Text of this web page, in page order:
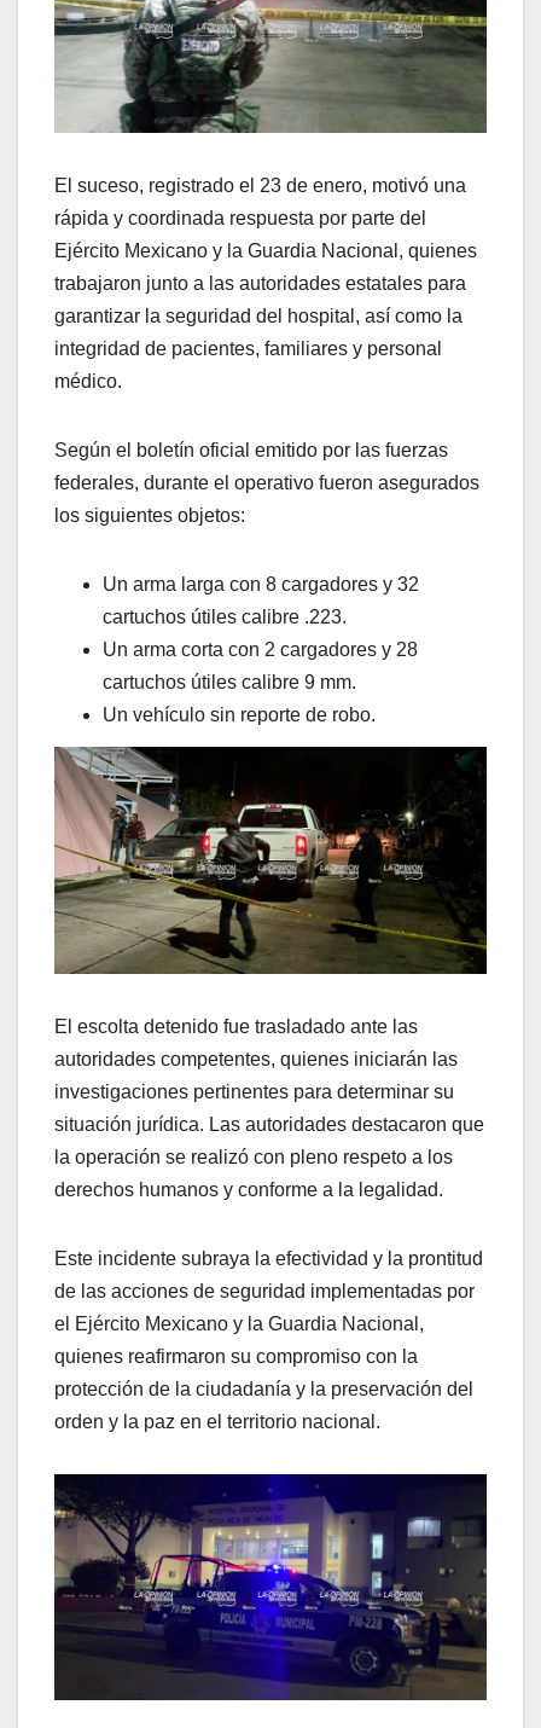
El suceso, registrado el 23 de enero, motivó una
rápida y coordinada respuesta por parte del
Ejército Mexicano y la Guardia Nacional, quienes
trabajaron junto a las autoridades estatales para
garantizar la seguridad del hospital, así como la
integridad de pacientes, familiares y personal
médico.
Según el boletín oficial emitido por las fuerzas
federales, durante el operativo fueron asegurados
los siguientes objetos:
Un arma larga con 8 cargadores y 32
cartuchos útiles calibre .223.
Un arma corta con 2 cargadores y 28
cartuchos útiles calibre 9 mm.
Un vehículo sin reporte de robo.
El escolta detenido fue trasladado ante las
autoridades competentes, quienes iniciarán las
investigaciones pertinentes para determinar su
situación jurídica. Las autoridades destacaron que
la operación se realizó con pleno respeto a los
derechos humanos y conforme a la legalidad.
Este incidente subraya la efectividad y la prontitud
de las acciones de seguridad implementadas por
el Ejército Mexicano y la Guardia Nacional,
quienes reafirmaron su compromiso con la
protección de la ciudadanía y la preservación del
orden y la paz en el territorio nacional.